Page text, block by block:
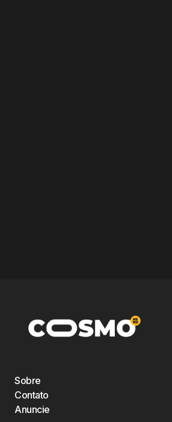
Sobre
Contato
Anuncie